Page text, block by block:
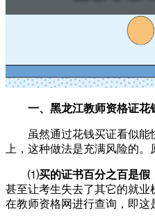
一、黑龙江教师资格证花
虽然通过花钱买证看似
上，这种做法是充满风险的。
⑴买的证书百分之百是假
甚至让考生失去了其它的就
在教师资格网进行查询，即这